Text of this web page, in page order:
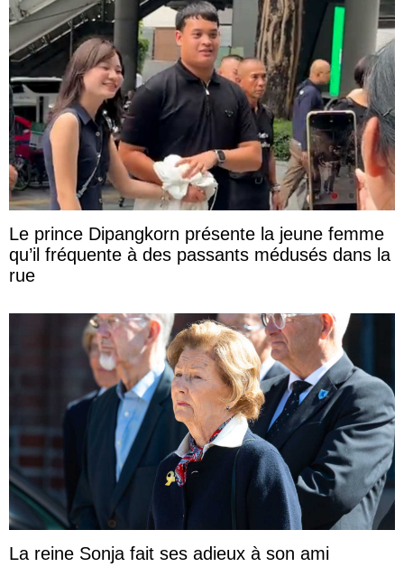
Le prince Dipangkorn présente la jeune femme
qu’il fréquente à des passants médusés dans la
rue
La reine Sonja fait ses adieux à son ami